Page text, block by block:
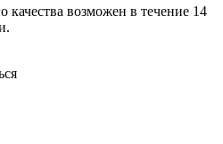
качества возможен в течение 14